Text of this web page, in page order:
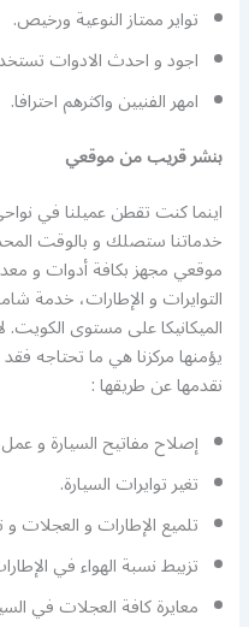
تواير ممتاز النوعية ورخيص.
اجود و احدث الادوات
امهر الفنيين واكثرهم احترافا.
بنشر قريب من موقعي
اينما كنت تقطن عميلنا في
خدماتنا ستصلك و بالوقت
موقعي مجهز بكافة أدوات و
التوايرات و الإطارات، خدمة
الميكانيكا على مستوى
يؤمنها مركزنا هي ما تحتاجه فقد
نقدمها عن طريقها :
إصلاح مفاتيح السيارة و
تغير توايرات السيارة.
تلميع الإطارات و العجلات و
تزبيط نسبة الهواء في
معايرة كافة العجلات في